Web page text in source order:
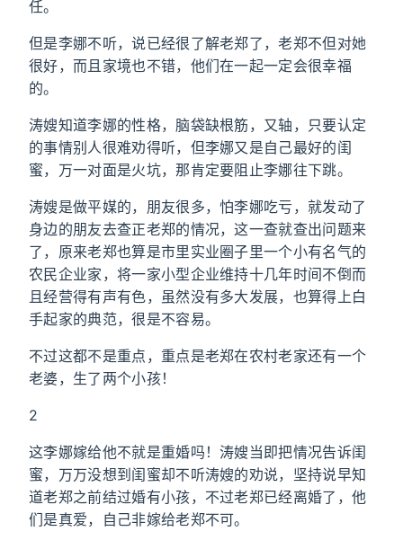
任。
但是李娜不听，说已经很了解老郑了，老郑不但对她
很好，而且家境也不错，他们在一起一定会很幸福
的。
涛嫂知道李娜的性格，脑袋缺根筋，又轴，只要认定
的事情别人很难劝得听，但李娜又是自己最好的闺
蜜，万一对面是火坑，那肯定要阻止李娜往下跳。
涛嫂是做平媒的，朋友很多，怕李娜吃亏，就发动了
身边的朋友去查正老郑的情况，这一查就查出问题来
了，原来老郑也算是市里实业圈子里一个小有名气的
农民企业家，将一家小型企业维持十几年时间不倒而
且经营得有声有色，虽然没有多大发展，也算得上白
手起家的典范，很是不容易。
不过这都不是重点，重点是老郑在农村老家还有一个
老婆，生了两个小孩！
2
这李娜嫁给他不就是重婚吗！涛嫂当即把情况告诉闺
蜜，万万没想到闺蜜却不听涛嫂的劝说，坚持说早知
道老郑之前结过婚有小孩，不过老郑已经离婚了，他
们是真爱，自己非嫁给老郑不可。